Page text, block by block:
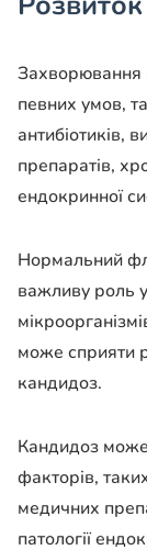
Захворювання
певних умов,
антибіотиків,
препаратів,
ендокринної
Нормальний
важливу роль у
може сприяти
кандидоз.
Кандидоз може
факторів,
медичних
патології